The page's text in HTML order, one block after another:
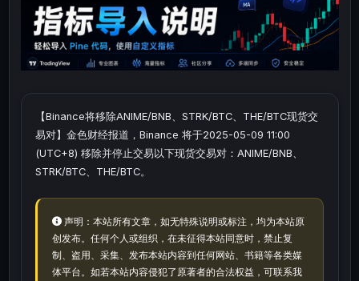
【Binance将移除ANIME/BNB、STRK/BTC、THE/BTC现货交
易对】金色财经报道，Binance 将于2025-05-09 11:00
(UTC+8) 移除并停止交易以下现货交易对：ANIME/BNB、
STRK/BTC、THE/BTC。
声明：本站所有文章，如无特殊说明或标注，均为本站原
创发布。任何个人或组织，在未征得本站同意时，禁止复
制、盗用、采集、发布本站内容到任何网站、书籍等各类媒
体平台。如若本站内容侵犯了原著者的合法权益，可联系我